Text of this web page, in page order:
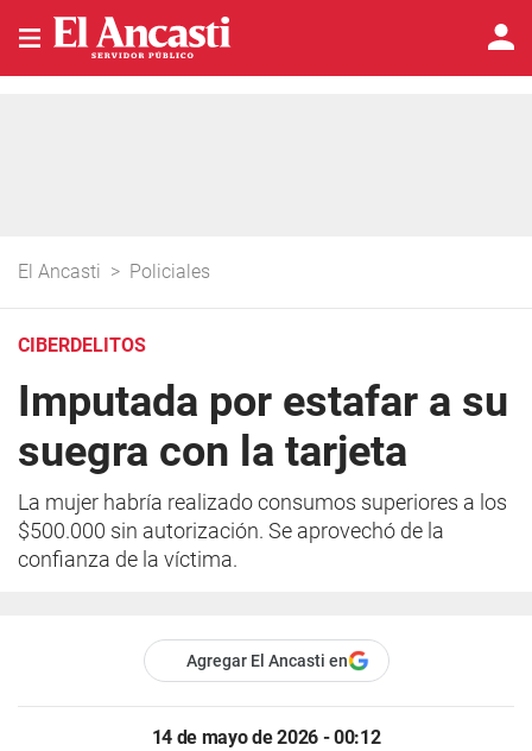
El Ancasti > Policiales
CIBERDELITOS
Imputada por estafar a su
suegra con la tarjeta
La mujer habría realizado consumos superiores a los
$500.000 sin autorización. Se aprovechó de la
confianza de la víctima.
Agregar El Ancasti en
14 de mayo de 2026 - 00:12